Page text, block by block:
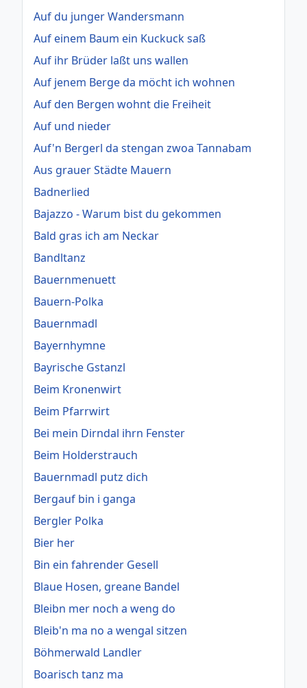
Auf du junger Wandersmann
Auf einem Baum ein Kuckuck saß
Auf ihr Brüder laßt uns wallen
Auf jenem Berge da möcht ich wohnen
Auf den Bergen wohnt die Freiheit
Auf und nieder
Auf'n Bergerl da stengan zwoa Tannabam
Aus grauer Städte Mauern
Badnerlied
Bajazzo - Warum bist du gekommen
Bald gras ich am Neckar
Bandltanz
Bauernmenuett
Bauern-Polka
Bauernmadl
Bayernhymne
Bayrische Gstanzl
Beim Kronenwirt
Beim Pfarrwirt
Bei mein Dirndal ihrn Fenster
Beim Holderstrauch
Bauernmadl putz dich
Bergauf bin i ganga
Bergler Polka
Bier her
Bin ein fahrender Gesell
Blaue Hosen, greane Bandel
Bleibn mer noch a weng do
Bleib'n ma no a wengal sitzen
Böhmerwald Landler
Boarisch tanz ma